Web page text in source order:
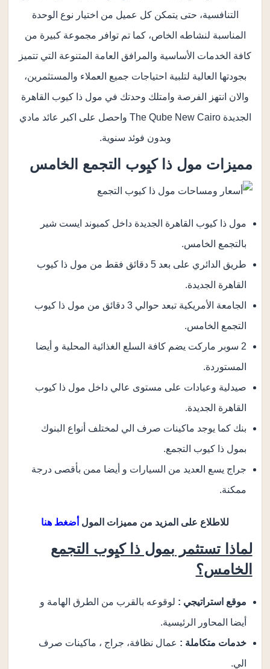
التنافسية، حتى يتمكن كل عميل من اختيار نوع الوحدة
المناسبة لنشاطه الخاص، كما تم توافر مجموعة كبيرة من
كافة الخدمات الأساسية والمرافق العامة المتنوعة التي تتميز
بجودتها العالية لتلبية احتياجات جميع العملاء والمستثمرين،
والان انتهز الفرصة وامتلك وحدتك في مول ذا كيوب القاهرة
الجديدة The Qube New Cairo واحصل على اكبر عائد مادي
وبدون فوئد سنوية.
مميزات مول ذا كيِوب التجمع الخامس
مول ذا كيوب القاهرة الجديدة داخل كمبوند ايست شير
بالتجمع الخامس.
طريق الدائري على بعد 5 دقائق فقط من مول ذا كيوب
القاهرة الجديدة.
الجامعة الأمريكية تبعد حوالي 3 دقائق من مول ذا كيوب
التجمع الخامس.
2 سوبر ماركت يضم كافة السلع الغذائية المحلية و أيضا
المستوردة.
صيدلية وعيادات على مستوى عالي داخل مول ذا كيوب
القاهرة الجديدة.
بنك كما يوجد ماكينات صرف الي لمختلف أنواع البنوك
بمول ذا كيوب التجمع.
جراج يسع العديد من السيارات و أيضا ممن بأقصى درجة
ممكنة.
للاطلاع على المزيد من مميزات المول أضغط هنا
لماذا تستثمر بمول ذا كيِوب التجمع
الخامس؟
موقع استراتيجي : لوقوعه بالقرب من الطرق الهامة و
أيضا المحاور الرئيسية.
خدمات متكاملة : عمال نظافة، جراج ، ماكينات صرف
الي.